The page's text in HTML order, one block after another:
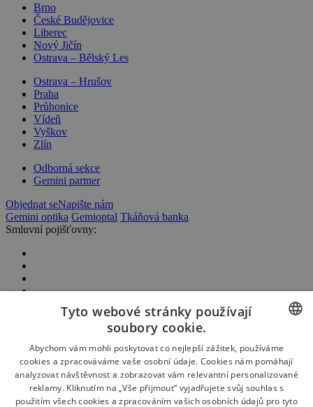
Brno
České Budějovice
Liberec
Nový Jičín
Ostrava – Bělský Les
Ostrava – Hrušov
Praha
Průhonice
Vídeň
Vyškov
Zlín
Odborná sekce
Gemini partner
Objednat seNapište nám
Gemini optika Gemioptal Tkáňová banka
Smluvní pojišťovny:
Partneři:
CZECH
ENGLISH
SLOVAK
Tyto webové stránky používají
soubory cookie.
Abychom vám mohli poskytovat co nejlepší zážitek, používáme
cookies a zpracováváme vaše osobní údaje. Cookies nám pomáhají
analyzovat návštěvnost a zobrazovat vám relevantní personalizované
reklamy. Kliknutím na „Vše přijmout“ vyjadřujete svůj souhlas s
použitím všech cookies a zpracováním vašich osobních údajů pro tyto